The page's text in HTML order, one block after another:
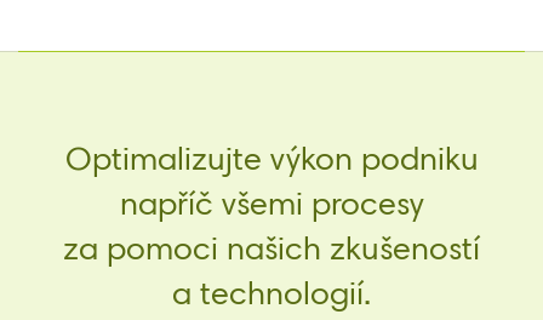
Optimalizujte výkon podniku
napříč všemi procesy
za pomoci našich zkušeností
a technologií.